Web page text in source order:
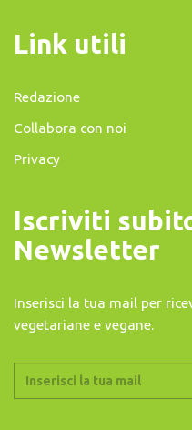
Link utili
Redazione
Collabora con noi
Privacy
Iscriviti
Newsletter
Inserisci la tua mail per
vegetariane e vegane.